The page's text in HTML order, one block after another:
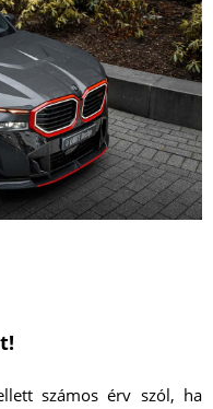
számos érv szól, ha